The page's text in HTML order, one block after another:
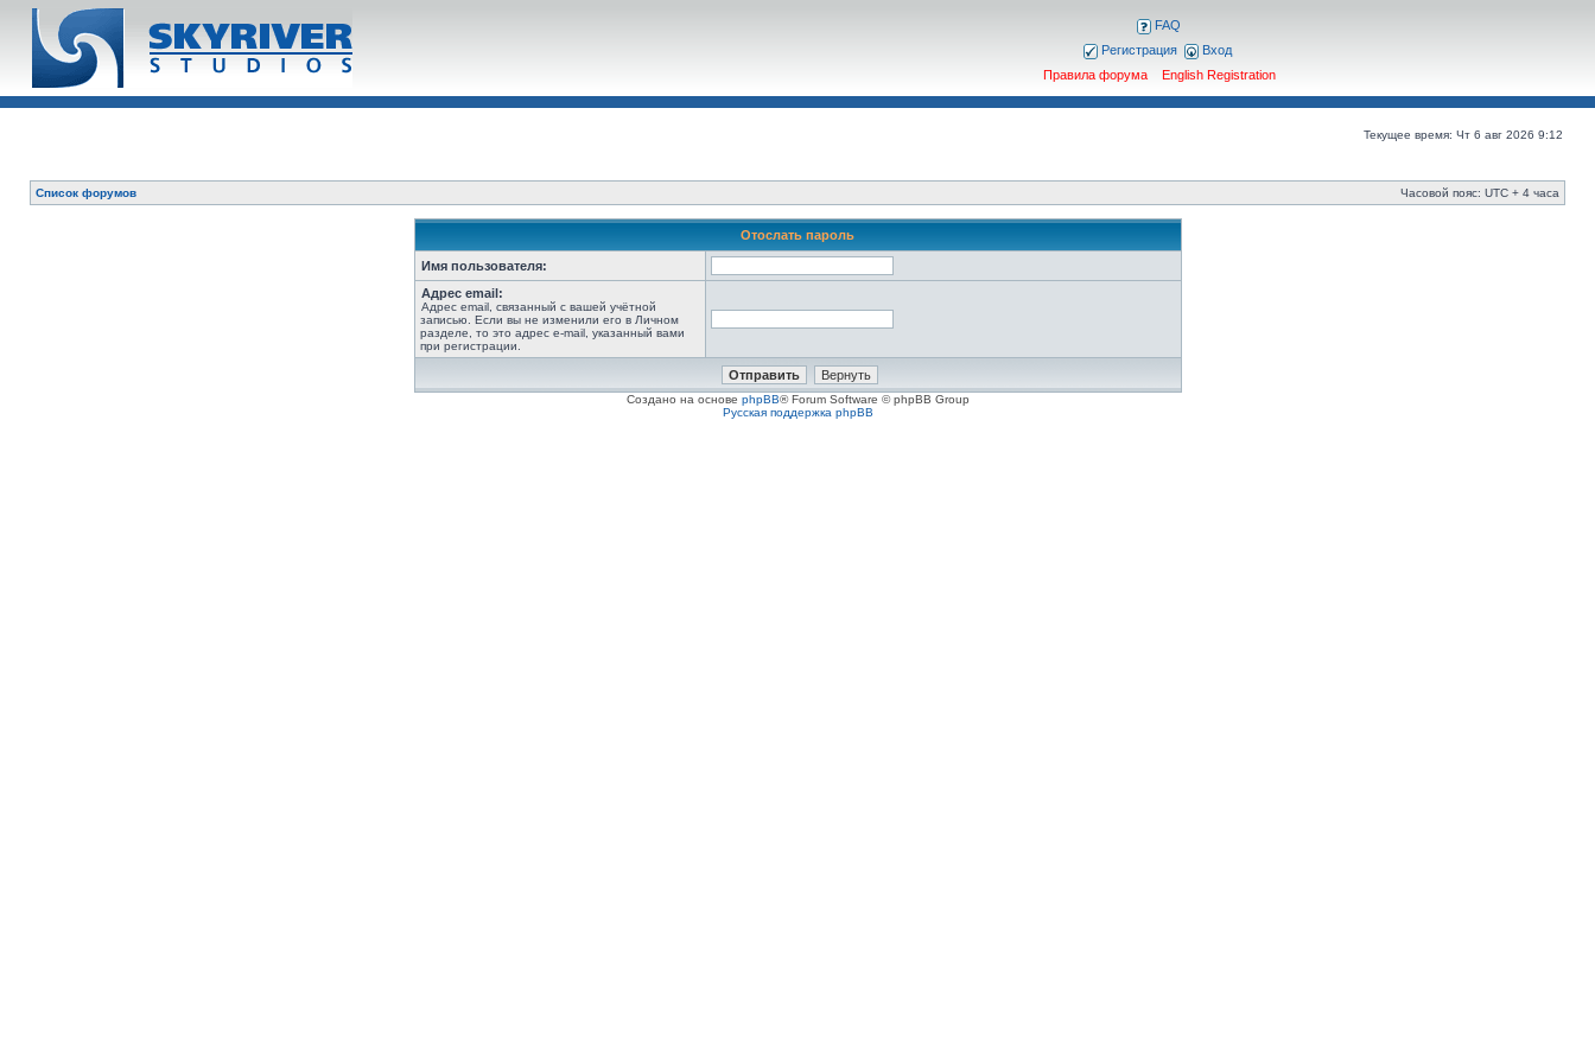
FAQ
Регистрация
Вход
Правила форума
English Registration
Текущее время: Чт 6 авг 2026 9:12
Список форумов Часовой пояс: UTC + 4 часа
Отослать пароль
Имя пользователя:
Адрес email:
Адрес email, связанный с вашей учётной
записью. Если вы не изменили его в Личном
разделе, то это адрес e-mail, указанный вами
при регистрации.
Создано на основе phpBB® Forum Software © phpBB Group
Русская поддержка phpBB